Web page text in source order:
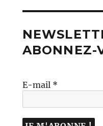
ABONNEZ-
E-mail *